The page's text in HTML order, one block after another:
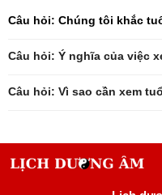
Câu hỏi: Chúng tôi khắc
Câu hỏi: Vì sao cần xem